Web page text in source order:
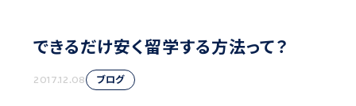
できるだけ安く留学する方法って？
2017.12.08 ブログ